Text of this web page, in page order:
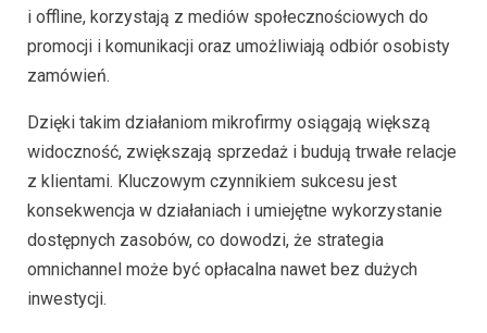
i offline, korzystają z mediów społecznościowych do
promocji i komunikacji oraz umożliwiają odbiór osobisty
zamówień.
Dzięki takim działaniom mikrofirmy osiągają większą
widoczność, zwiększają sprzedaż i budują trwałe relacje
z klientami. Kluczowym czynnikiem sukcesu jest
konsekwencja w działaniach i umiejętne wykorzystanie
dostępnych zasobów, co dowodzi, że strategia
omnichannel może być opłacalna nawet bez dużych
inwestycji.